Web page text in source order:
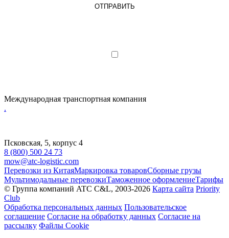
ОТПРАВИТЬ
Международная транспортная компания
.
Псковская, 5, корпус 4
8 (800) 500 24 73
mow@atc-logistic.com
Перевозки из КитаяМаркировка товаровСборные грузы
Мультимодальные перевозкиТаможенное оформлениеТарифы
© Группа компаний ATC C&L, 2003-2026 Карта сайта Priority
Club
Обработка персональных данных Пользовательское
соглашение Согласие на обработку данных Согласие на
рассылку Файлы Cookie